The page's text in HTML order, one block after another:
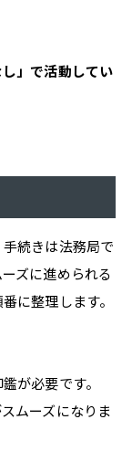
」で活動してい
続きは法務局で
ズに進められる
に整理します。
が必要です。
ムーズになりま